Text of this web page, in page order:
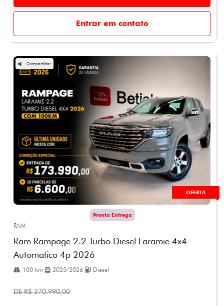
Entrar em contato
OFERTA
Compartilhar
Pronta Entrega
RAM
Ram Rampage 2.2 Turbo Diesel Laramie 4x4
Automatico 4p 2026
100 km 2025/2026 Diesel
DE R$ 270.990,00